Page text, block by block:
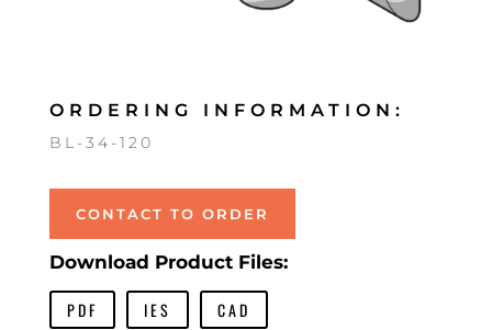
ORDERING INFORMATION:
BL-34-120
CONTACT TO ORDER
Download Product Files:
PDF IES CAD